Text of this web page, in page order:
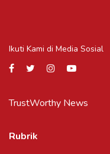
Ikuti Kami di Media Sosial
TrustWorthy News
Rubrik